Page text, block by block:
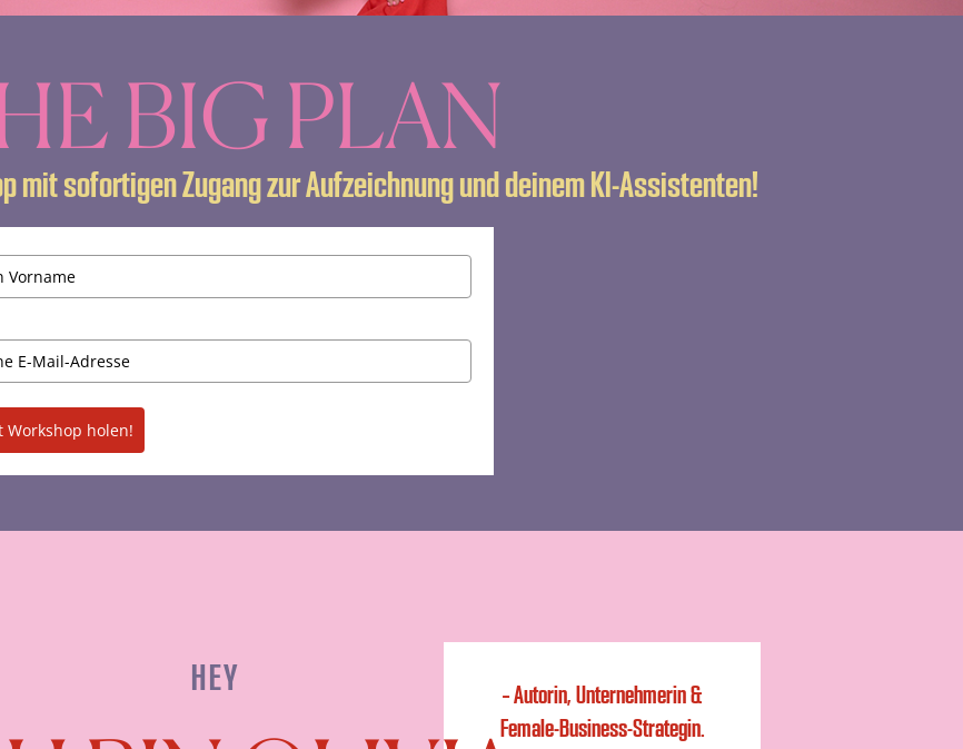
BIG PLAN
mit sofortigen Zugang zur Aufzeichnung und deinem KI-Assistenten!
Workshop holen!
HEY
– Autorin, Unternehmerin &
Female-Business-Strategin.